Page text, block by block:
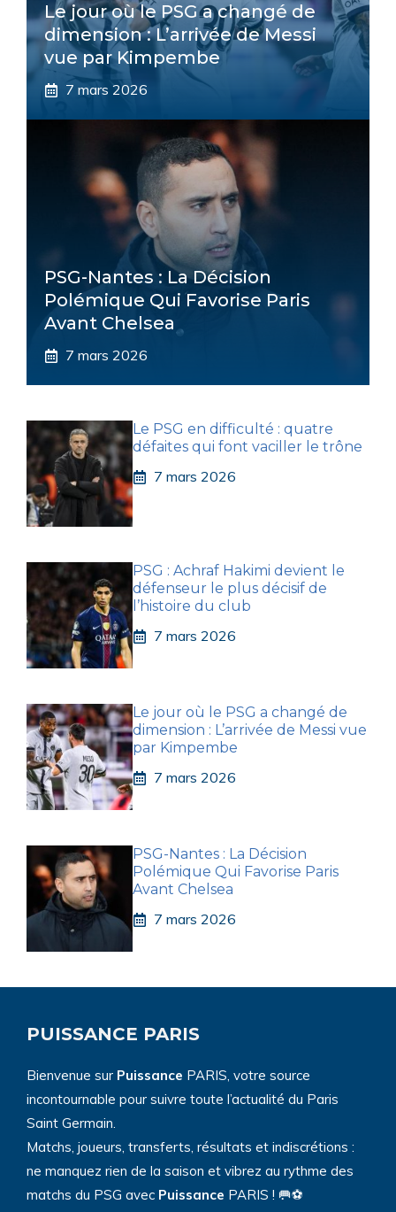
Le jour où le PSG a changé de
dimension : L’arrivée de Messi
vue par Kimpembe
7 mars 2026
PSG-Nantes : La Décision
Polémique Qui Favorise Paris
Avant Chelsea
7 mars 2026
Le PSG en difficulté : quatre
défaites qui font vaciller le trône
7 mars 2026
PSG : Achraf Hakimi devient le
défenseur le plus décisif de
l’histoire du club
7 mars 2026
Le jour où le PSG a changé de
dimension : L’arrivée de Messi vue
par Kimpembe
7 mars 2026
PSG-Nantes : La Décision
Polémique Qui Favorise Paris
Avant Chelsea
7 mars 2026
PUISSANCE PARIS
Bienvenue sur Puissance PARIS, votre source
incontournable pour suivre toute l’actualité du Paris
Saint Germain.
Matchs, joueurs, transferts, résultats et indiscrétions :
ne manquez rien de la saison et vibrez au rythme des
matchs du PSG avec Puissance PARIS ! 🥅⚽️